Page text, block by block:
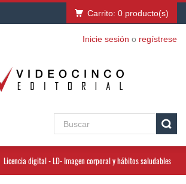
Carrito: 0 producto(s)
Inicie sesión o regístrese
Licencia digital - LD- Imagen corporal y hábitos saludables